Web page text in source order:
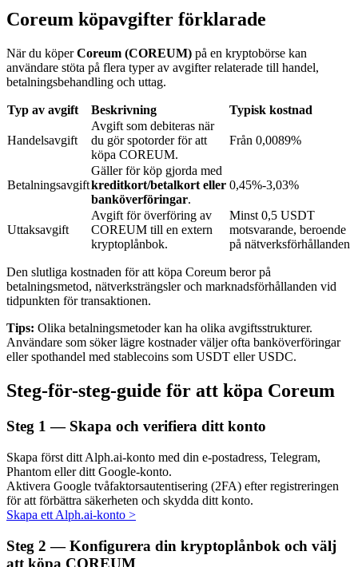
BTR-låsningar
Exklusiva investeringar för BTR-innehavare
Lån
Kryptostödd lånetjänst
Ta långsiktig vinst och flexibla intressen
Coreum köpavgifter förklarade
När du köperCoreum (COREUM) på en kryptobörse kan
användare stöta på flera typer av avgifter relaterade till handel,
betalningsbehandling och uttag.
Typ av avgift Beskrivning Typisk kostnad
Handelsavgift
Avgift som debiteras när
du gör spotorder för att
köpa COREUM.
Från 0,0089%
Betalningsavgift
Gäller för köp gjorda med
kreditkort/betalkort eller
banköverföringar.
0,45%-3,03%
Uttaksavgift
Avgift för överföring av
COREUM till en extern
kryptoplånbok.
Minst 0,5 USDT
motsvarande, beroende
på nätverksförhållanden
Den slutliga kostnaden för att köpa Coreum beror på
betalningsmetod, nätverksträngsler och marknadsförhållanden vid
tidpunkten för transaktionen.
Tips: Olika betalningsmetoder kan ha olika avgiftsstrukturer.
Användare som söker lägre kostnader väljer ofta banköverföringar
eller spothandel med stablecoins som USDT eller USDC.
Steg-för-steg-guide för att köpa Coreum
Steg 1 — Skapa och verifiera ditt konto
Skapa först ditt Alph.ai-konto med din e-postadress, Telegram,
Phantom eller ditt Google-konto.
Aktivera Google tvåfaktorsautentisering (2FA) efter registreringen
för att förbättra säkerheten och skydda ditt konto.
Skapa ett Alph.ai-konto >
Steg 2 — Konfigurera din kryptoplånbok och välj
att köpa COREUM